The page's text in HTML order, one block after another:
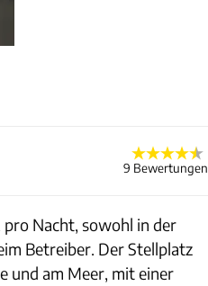
9 Bewertungen
Nacht, sowohl in der
Betreiber. Der Stellplatz
und am Meer, mit einer